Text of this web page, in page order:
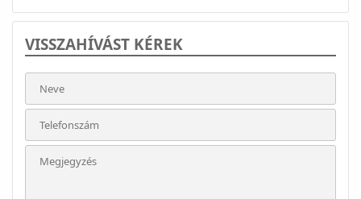
VISSZAHÍVÁST KÉREK